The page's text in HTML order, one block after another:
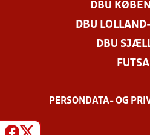
DBU
DBU
DBU
PERSONDATA- OG